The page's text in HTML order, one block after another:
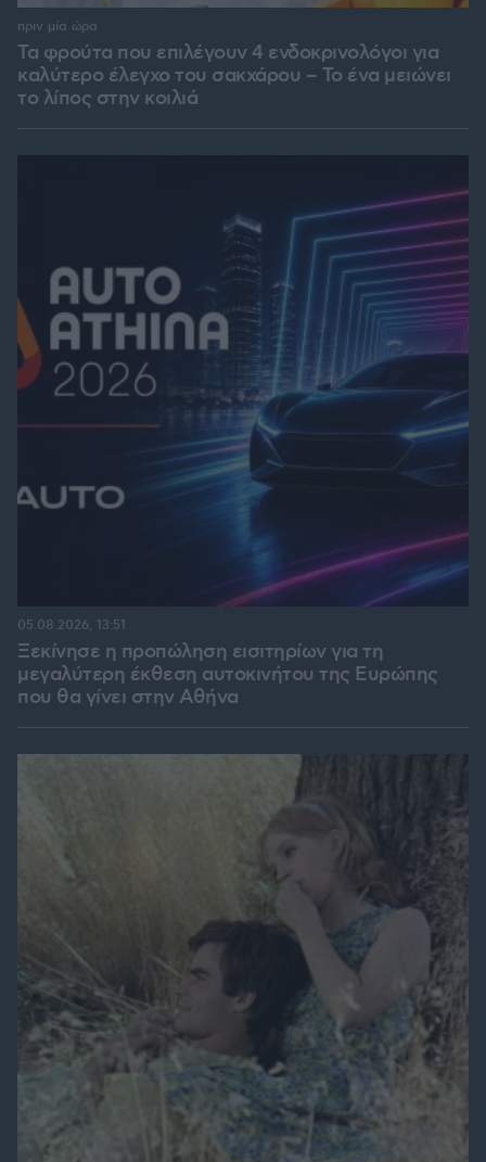
Τα φρούτα που επιλέγουν 4 ενδοκρινολόγοι για
καλύτερο έλεγχο του σακχάρου – Το ένα μειώνει
το λίπος στην κοιλιά
πριν μία ώρα
Ξεκίνησε η προπώληση εισιτηρίων για τη
μεγαλύτερη έκθεση αυτοκινήτου της Ευρώπης
που θα γίνει στην Αθήνα
05.08.2026, 13:51